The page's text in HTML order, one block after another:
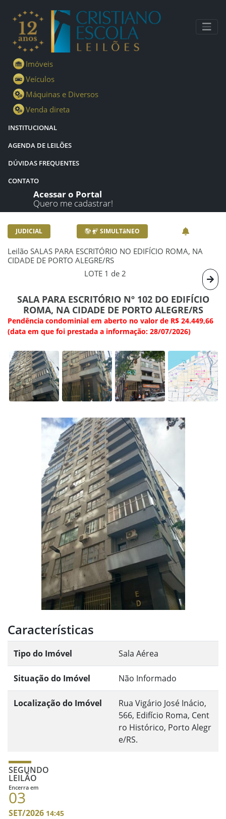
Imóveis
Veículos
Máquinas e Diversos
Venda direta
INSTITUCIONAL
AGENDA DE LEILÕES
DÚVIDAS FREQUENTES
CONTATO
Acessar o Portal
Quero me cadastrar!
JUDICIAL SIMULTâNEO
Leilão SALAS PARA ESCRITÓRIO NO EDIFÍCIO ROMA, NA
CIDADE DE PORTO ALEGRE/RS
LOTE 1 de 2
SALA PARA ESCRITÓRIO Nº 102 DO EDIFÍCIO
ROMA, NA CIDADE DE PORTO ALEGRE/RS
Pendência condominial em aberto no valor de R$ 24.449,66
(data em que foi prestada a informação: 28/07/2026)
Características
Tipo do Imóvel Sala Aérea
Situação do Imóvel Não Informado
Localização do Imóvel
Rua Vigário José Inácio,
566, Edifício Roma, Cent
ro Histórico, Porto Alegr
e/RS.
SEGUNDO
LEILÃO
Encerra em
03
SET/2026 14:45